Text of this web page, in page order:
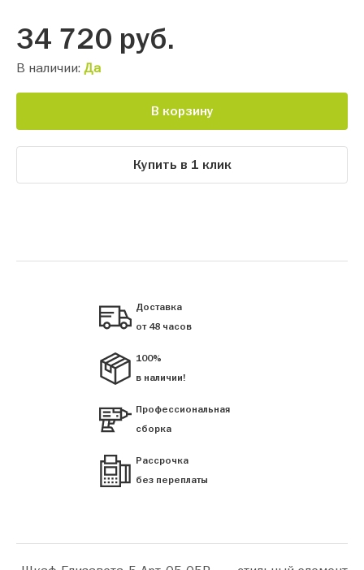
34 720 руб.
В наличии: Да
В корзину
Купить в 1 клик
Доставка
от 48 часов
100%
в наличии!
Профессиональная
сборка
Рассрочка
без переплаты